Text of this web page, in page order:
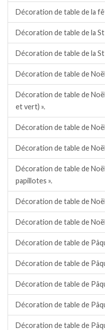
Décoration de table de la
Décoration de table de la
Décoration de table de la
Décoration de table de
Décoration de table de
et vert) ».
Décoration de table de
Décoration de table de
Décoration de table de
papillotes ».
Décoration de table de
Décoration de table de
Décoration de table de
Décoration de table de
Décoration de table de
Décoration de table de
Décoration de table de